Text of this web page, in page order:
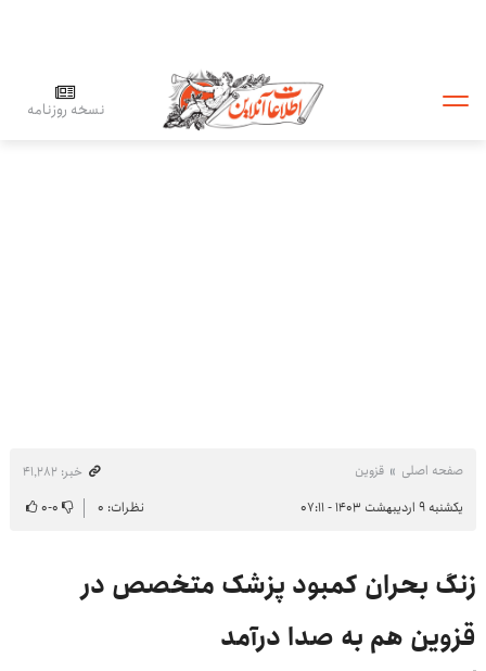
نسخه روزنامه
صفحه اصلی قزوین
خبر: ۴۱٬۲۸۲
یکشنبه ۹ اردیبهشت ۱۴۰۳ - ۰۷:۱۱
نظرات: ۰ ۰-۰
زنگ بحران کمبود پزشک متخصص در
قزوین هم به صدا درآمد